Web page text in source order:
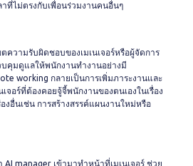
าที่ไม่ตรงกับเพื่อนร่วมงานคนอื่นๆ
วามรับผิดชอบของเมเนเจอร์หรือผู้จัดการ
คุมดูแลให้พนักงานทำงานอย่างมี
working กลายเป็นการเพิ่มภาระงานและ
เจอร์ที่ต้องคอยจู้จี้พนักงานของตนเองในเรื่อง
งอื่นเช่น การสร้างสรรค์แผนงานใหม่หรือ
manager เข้ามาทำหน้าที่เมเนเจอร์ ช่วย